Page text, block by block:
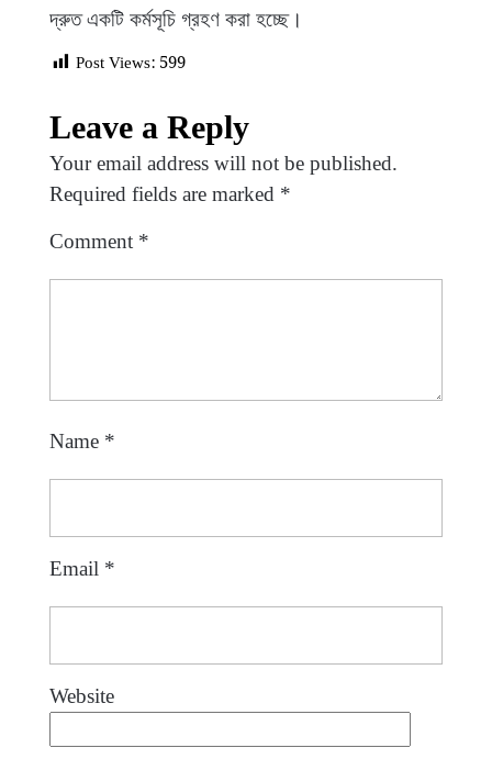
দ্রুত একটি কর্মসূচি গ্রহণ করা হচ্ছে।
Post Views: 599
Leave a Reply
Your email address will not be published.
Required fields are marked *
Comment *
Name *
Email *
Website